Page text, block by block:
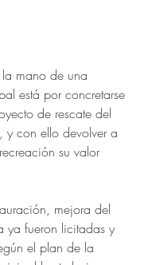
la mano de una
está por concretarse
de rescate del
y con ello devolver a
su valor
mejora del
ya fueron licitadas y
el plan de la